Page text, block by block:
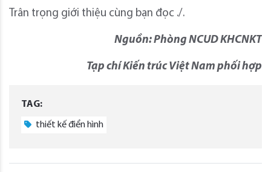
Trân trọng giới thiệu cùng bạn đọc ./.
Nguồn: Phòng NCUD KHCNKT
Tạp chí Kiến trúc Việt Nam phối hợp
TAG:
thiết kế điển hình